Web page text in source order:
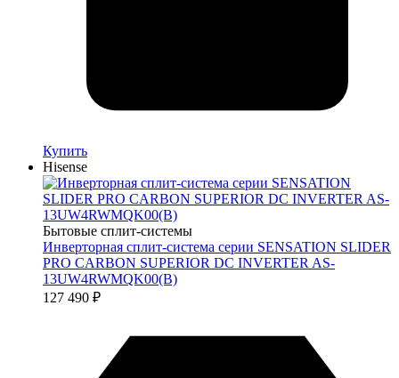
Купить
Hisense
Бытовые сплит-системы
Инверторная сплит-система серии SENSATION SLIDER
PRO CARBON SUPERIOR DC INVERTER AS-
13UW4RWMQK00(B)
127 490 ₽